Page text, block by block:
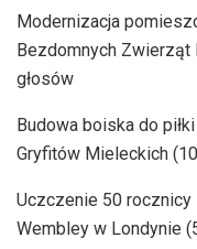
Modernizacja
Bezdomnych Zwierząt
głosów
Budowa boiska do
Gryfitów Mieleckich
Uczczenie 50 rocznicy
Wembley w Londynie